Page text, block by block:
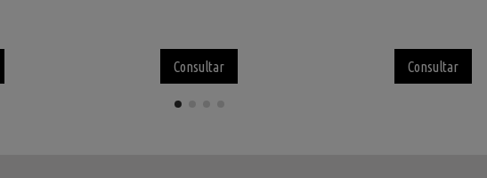
Consultar Consultar